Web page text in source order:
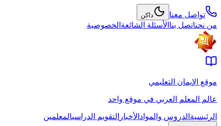
تواصل معنا داكن
من نحناتصل بنا الأسئلة الشائعة الخصوصية
موقع الإيمان التعليمي
عالم المعلم العربي في موقع واحد
الرئيسية الدروس والمواد الأخبار التقويم الدراسيالمعلمين